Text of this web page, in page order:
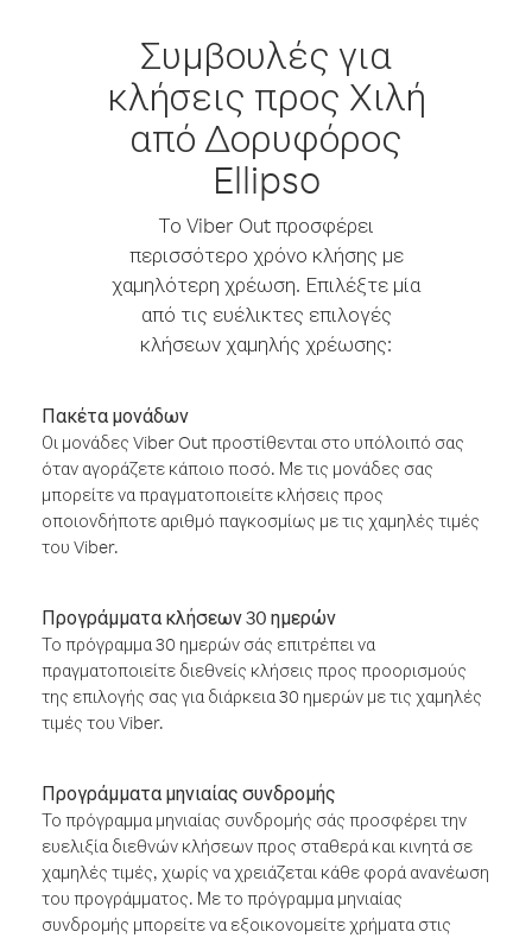
Συμβουλές για
κλήσεις προς Χιλή
από Δορυφόρος
Ellipso
Το Viber Out προσφέρει
περισσότερο χρόνο κλήσης με
χαμηλότερη χρέωση. Επιλέξτε μία
από τις ευέλικτες επιλογές
κλήσεων χαμηλής χρέωσης:
Πακέτα μονάδων
Οι μονάδες Viber Out προστίθενται στο υπόλοιπό σας
όταν αγοράζετε κάποιο ποσό. Με τις μονάδες σας
μπορείτε να πραγματοποιείτε κλήσεις προς
οποιονδήποτε αριθμό παγκοσμίως με τις χαμηλές τιμές
του Viber.
Προγράμματα κλήσεων 30 ημερών
Το πρόγραμμα 30 ημερών σάς επιτρέπει να
πραγματοποιείτε διεθνείς κλήσεις προς προορισμούς
της επιλογής σας για διάρκεια 30 ημερών με τις χαμηλές
τιμές του Viber.
Προγράμματα μηνιαίας συνδρομής
Το πρόγραμμα μηνιαίας συνδρομής σάς προσφέρει την
ευελιξία διεθνών κλήσεων προς σταθερά και κινητά σε
χαμηλές τιμές, χωρίς να χρειάζεται κάθε φορά ανανέωση
του προγράμματος. Με το πρόγραμμα μηνιαίας
συνδρομής μπορείτε να εξοικονομείτε χρήματα στις